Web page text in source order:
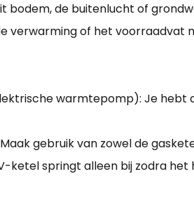
bodem, de buitenlucht of
verwarming of het voorraadvat
warmtepomp): Je hebt
gebruik van zowel de
ketel springt alleen bij zodra het